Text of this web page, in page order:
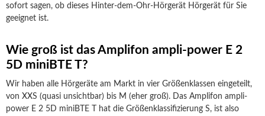
sofort sagen, ob dieses Hinter-dem-Ohr-Hörgerät Hörgerät für Sie
geeignet ist.
Wie groß ist das Amplifon ampli-power E 2
5D miniBTE T?
Wir haben alle Hörgeräte am Markt in vier Größenklassen eingeteilt,
von XXS (quasi unsichtbar) bis M (eher groß). Das Amplifon ampli-
power E 2 5D miniBTE T hat die Größenklassifizierung S, ist also